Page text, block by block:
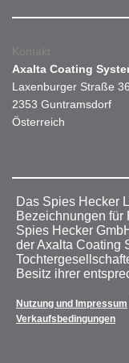
Kontakt
Axalta Coating
Laxenburger Straße 36
2353 Guntramsdorf
Österreich
Das Spies Hecker
Bezeichnungen für
Spies Hecker
der Axalta Coating
Besitz ihrer
Nutzung und Impressum
Verkaufsbedingungen